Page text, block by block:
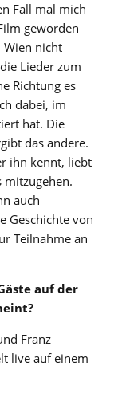
Fall mal mich
geworden
Wien nicht
Lieder zum
Richtung es
dabei, im
hat. Die
das andere.
ihn kennt, liebt
mitzugehen.
auch
Geschichte von
Teilnahme an
auf der
Franz
live auf einem